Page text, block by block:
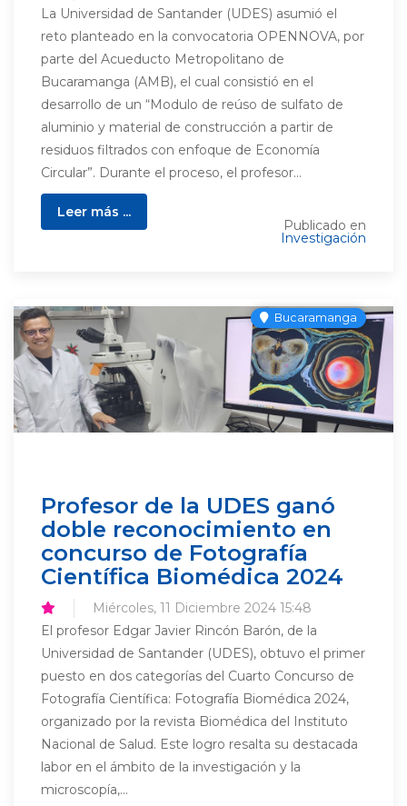
La Universidad de Santander (UDES) asumió el
reto planteado en la convocatoria OPENNOVA, por
parte del Acueducto Metropolitano de
Bucaramanga (AMB), el cual consistió en el
desarrollo de un “Modulo de reúso de sulfato de
aluminio y material de construcción a partir de
residuos filtrados con enfoque de Economía
Circular”. Durante el proceso, el profesor...
Leer más ...
Publicado en
Investigación
Bucaramanga
Profesor de la UDES ganó
doble reconocimiento en
concurso de Fotografía
Científica Biomédica 2024
Miércoles, 11 Diciembre 2024 15:48
El profesor Edgar Javier Rincón Barón, de la
Universidad de Santander (UDES), obtuvo el primer
puesto en dos categorías del Cuarto Concurso de
Fotografía Científica: Fotografía Biomédica 2024,
organizado por la revista Biomédica del Instituto
Nacional de Salud. Este logro resalta su destacada
labor en el ámbito de la investigación y la
microscopía,...